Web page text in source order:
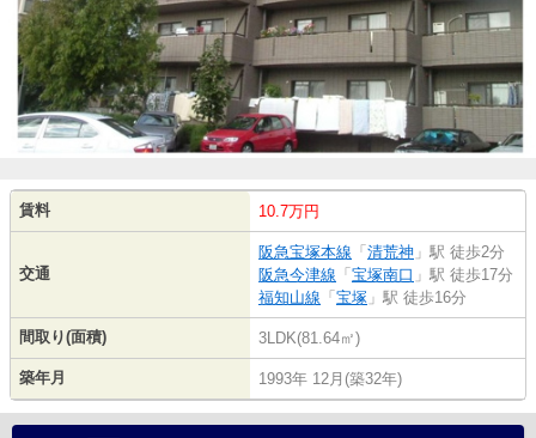
賃料 10.7万円
交通
阪急宝塚本線 「 清荒神 」駅 徒歩2分
阪急今津線 「 宝塚南口 」駅 徒歩17分
福知山線 「 宝塚 」駅 徒歩16分
間取り(面積) 3LDK(81.64㎡)
築年月 1993年 12月(築32年)